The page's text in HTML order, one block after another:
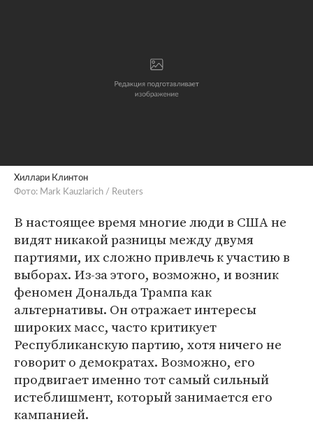
Хиллари Клинтон
Фото: Mark Kauzlarich / Reuters
В настоящее время многие люди в США не
видят никакой разницы между двумя
партиями, их сложно привлечь к участию в
выборах. Из-за этого, возможно, и возник
феномен Дональда Трампа как
альтернативы. Он отражает интересы
широких масс, часто критикует
Республиканскую партию, хотя ничего не
говорит о демократах. Возможно, его
продвигает именно тот самый сильный
истеблишмент, который занимается его
кампанией.